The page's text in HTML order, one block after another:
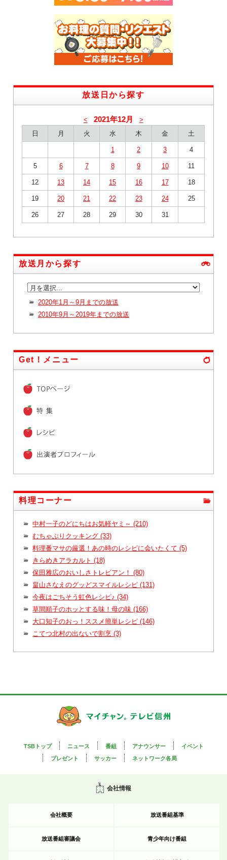
放送日から探す
< 2021年12月
>
日
月 火 水 木 金 土
1 2 3 4
5 6 7 8 9 10 11
12 13 14 15 16 17 18
19 20 21 22 23 24 25
26 27 28 29 30 31
放送月から探す
2020年1月～9月までの放送
2010年9月～2019年までの放送
Get！メニュー
料理コーナー
中村一子のどにちはお気軽ヤミ～ (210)
むちゃぶりクッキング (33)
料理番マサの厳選！あの時のレシピに会いたくて (5)
きらめきアラカルト (18)
保田雅広のおいしさトレビアン！ (80)
畠山さなえのグッどスマイルレシピ (131)
今夜はごちそう虹色レシピ♪ (34)
草間順子のホッとする味！母の味 (166)
大口知子のおっ！ススメ簡単レシピ (146)
こてつ北村の出ないで割烹 (3)
TSBトップ ニュース 番組 アナウンサー
イベント
プレゼント
サッカー ネットワーク各局
会社情報
会社概要 放送番組基準
放送番組審議会 青少年向け番組